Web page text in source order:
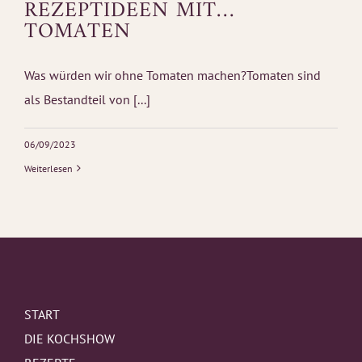
REZEPTIDEEN MIT…
TOMATEN
Was würden wir ohne Tomaten machen?Tomaten sind
als Bestandteil von [...]
06/09/2023
Weiterlesen
START
DIE KOCHSHOW